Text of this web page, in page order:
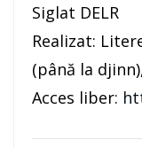
Siglat DELR
Realizat:
(până la
Acces liber: